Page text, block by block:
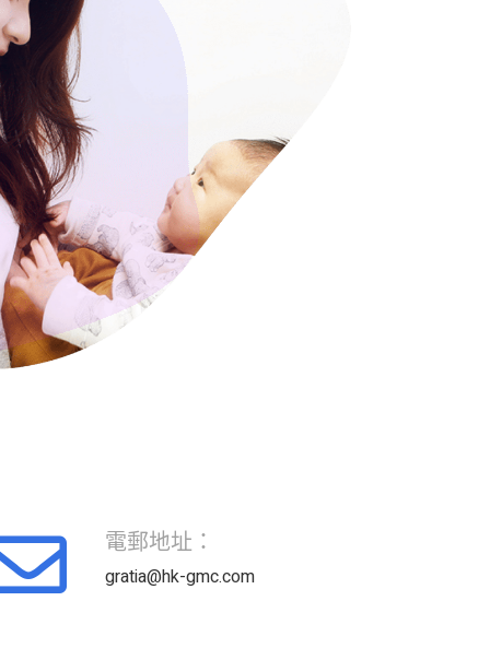
電郵地址：
gratia@hk-gmc.com